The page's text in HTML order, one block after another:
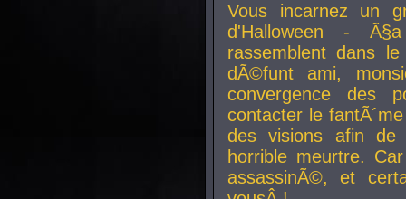
Vous incarnez un
d'Halloween -
rassemblent dans
dÃ©funt ami,
convergence des
contacter le
des visions afin
horrible meurtre.
assassinÃ©, et